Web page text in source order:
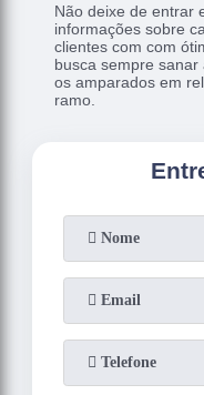
Não deixe de entrar
informações sobre
clientes com com
busca sempre
os amparados em
ramo.